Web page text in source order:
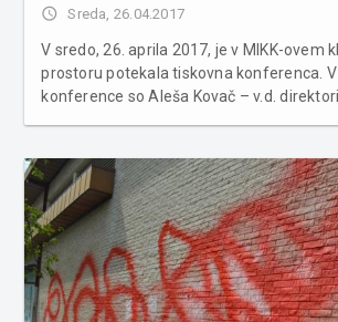
access_time Sreda, 26.04.2017
V sredo, 26. aprila 2017, je v MIKK-ovem
prostoru potekala tiskovna konferenca.
konference so Aleša Kovač – v.d.
Lendvaj – mladins...